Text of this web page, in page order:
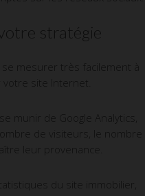
stratégie
mesurer très facilement à
votre site Internet.
munir de Google Analytics,
de visiteurs, le nombre
leur provenance.
du site immobilier,